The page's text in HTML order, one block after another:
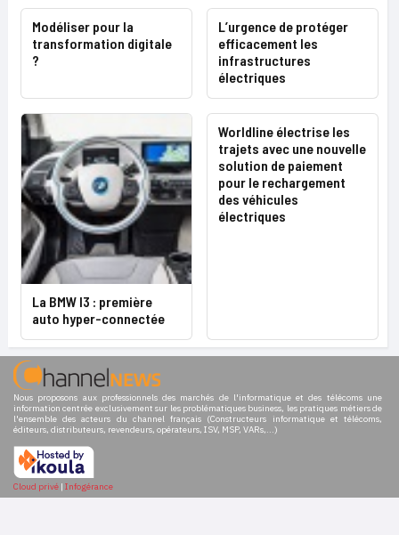
Modéliser pour la
transformation digitale
?
L’urgence de protéger
efficacement les
infrastructures
électriques
La BMW I3 : première
auto hyper-connectée
Worldline électrise les
trajets avec une nouvelle
solution de paiement
pour le rechargement
des véhicules
électriques
Nous proposons aux professionnels des marchés de l'informatique et des télécoms une
information centrée exclusivement sur les problématiques business, les pratiques métiers de
l'ensemble des acteurs du channel français (Constructeurs informatique et télécoms,
éditeurs, distributeurs, revendeurs, opérateurs, ISV, MSP, VARs,...)
Cloud privé | Infogérance